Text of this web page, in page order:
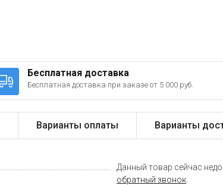
Бесплатная доставка
Бесплатная доставка при заказе от 5 000 руб.
Варианты оплаты Варианты
Данный товар сейчас
обратный звонок